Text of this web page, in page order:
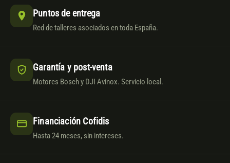
Puntos de entrega
Red de talleres asociados en toda España.
Garantía y post-venta
Motores Bosch y DJI Avinox. Servicio local.
Financiación Cofidis
Hasta 24 meses, sin intereses.